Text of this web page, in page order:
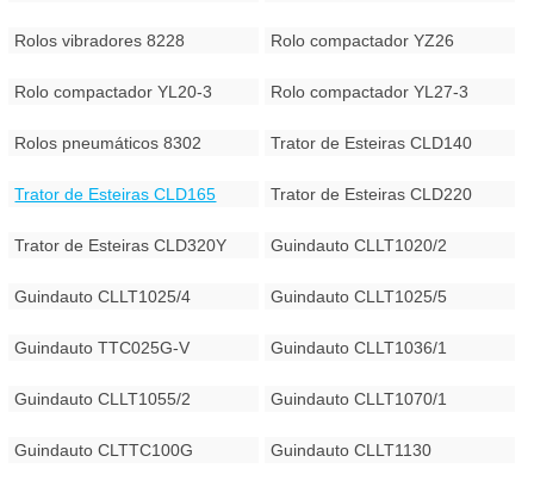
Rolos vibradores 8228 Rolo compactador YZ26
Rolo compactador YL20-3 Rolo compactador YL27-3
Rolos pneumáticos 8302 Trator de Esteiras CLD140
Trator de Esteiras CLD165 Trator de Esteiras CLD220
Trator de Esteiras CLD320Y Guindauto CLLT1020/2
Guindauto CLLT1025/4 Guindauto CLLT1025/5
Guindauto TTC025G-V Guindauto CLLT1036/1
Guindauto CLLT1055/2 Guindauto CLLT1070/1
Guindauto CLTTC100G Guindauto CLLT1130